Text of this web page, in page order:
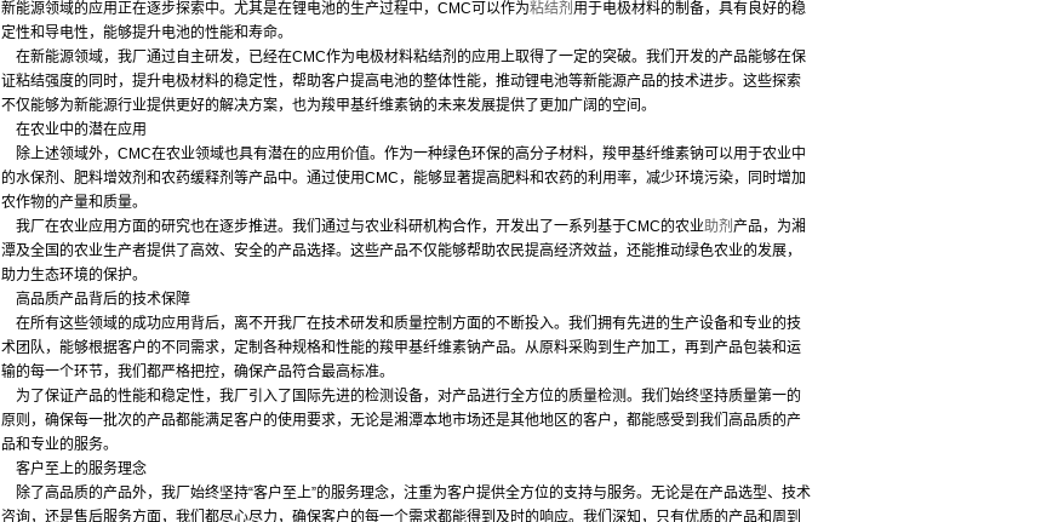
新能源领域的应用正在逐步探索中。尤其是在锂电池的生产过程中，CMC可以作为粘结剂 用于电极材料的制备，具有良好的稳
定性和导电性，能够提升电池的性能和寿命。
在新能源领域，我厂通过自主研发，已经在CMC作为电极材料粘结剂的应用上取得了一定的突破。我们开发的产品能够在保
证粘结强度的同时，提升电极材料的稳定性，帮助客户提高电池的整体性能，推动锂电池等新能源产品的技术进步。这些探索
不仅能够为新能源行业提供更好的解决方案，也为羧甲基纤维素钠的未来发展提供了更加广阔的空间。
在农业中的潜在应用
除上述领域外，CMC在农业领域也具有潜在的应用价值。作为一种绿色环保的高分子材料，羧甲基纤维素钠可以用于农业中
的水保剂、肥料增效剂和农药缓释剂等产品中。通过使用CMC，能够显著提高肥料和农药的利用率，减少环境污染，同时增加
农作物的产量和质量。
我厂在农业应用方面的研究也在逐步推进。我们通过与农业科研机构合作，开发出了一系列基于CMC的农业助剂 产品，为湘
潭及全国的农业生产者提供了高效、安全的产品选择。这些产品不仅能够帮助农民提高经济效益，还能推动绿色农业的发展，
助力生态环境的保护。
高品质产品背后的技术保障
在所有这些领域的成功应用背后，离不开我厂在技术研发和质量控制方面的不断投入。我们拥有先进的生产设备和专业的技
术团队，能够根据客户的不同需求，定制各种规格和性能的羧甲基纤维素钠产品。从原料采购到生产加工，再到产品包装和运
输的每一个环节，我们都严格把控，确保产品符合最高标准。
为了保证产品的性能和稳定性，我厂引入了国际先进的检测设备，对产品进行全方位的质量检测。我们始终坚持质量第一的
原则，确保每一批次的产品都能满足客户的使用要求，无论是湘潭本地市场还是其他地区的客户，都能感受到我们高品质的产
品和专业的服务。
客户至上的服务理念
除了高品质的产品外，我厂始终坚持“客户至上”的服务理念，注重为客户提供全方位的支持与服务。无论是在产品选型、技术
咨询，还是售后服务方面，我们都尽心尽力，确保客户的每一个需求都能得到及时的响应。我们深知，只有优质的产品和周到